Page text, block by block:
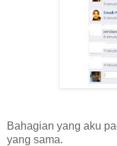
Bahagian yang aku
yang sama.